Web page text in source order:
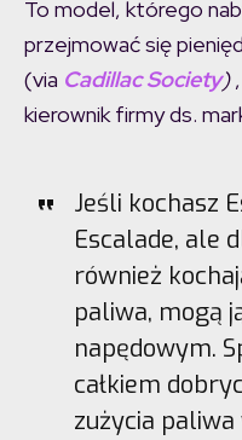
To model, którego
przejmować się
(via Cadillac Society),
kierownik firmy ds.
Jeśli kochasz
Escalade, ale
również
paliwa, mogą
napędowym.
całkiem
zużycia